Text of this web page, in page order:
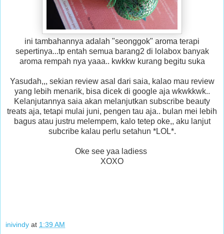
ini tambahannya adalah "seonggok" aroma terapi
sepertinya...tp entah semua barang2 di lolabox banyak
aroma rempah nya yaaa.. kwkkw kurang begitu suka
Yasudah,,, sekian review asal dari saia, kalao mau review
yang lebih menarik, bisa dicek di google aja wkwkkwk..
Kelanjutannya saia akan melanjutkan subscribe beauty
treats aja, tetapi mulai juni, pengen tau aja.. bulan mei lebih
bagus atau justru melempem, kalo tetep oke,, aku lanjut
subcribe kalau perlu setahun *LOL*.
Oke see yaa ladiess
XOXO
inivindy at 1:39 AM